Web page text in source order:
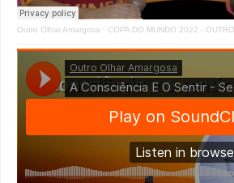
Outro Olhar Amargosa · COPA DO MUNDO 2022 -